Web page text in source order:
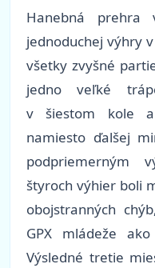
Hanebná
jednoduchej výhry
všetky zvyšné
jedno veľké
v šiestom kole
namiesto ďalšej
podpriemerným
štyroch výhier boli
obojstranných
GPX mládeže
Výsledné tretie